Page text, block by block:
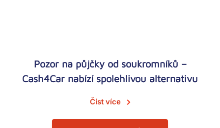
Pozor na půjčky od soukromníků –
Cash4Car nabízí spolehlivou alternativu
Číst více